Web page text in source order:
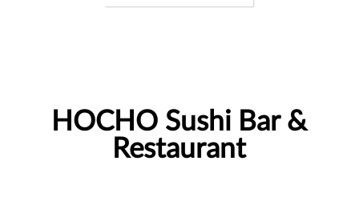
HOCHO Sushi Bar &
Restaurant